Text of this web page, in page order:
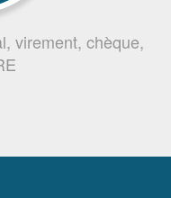
virement, chèque,